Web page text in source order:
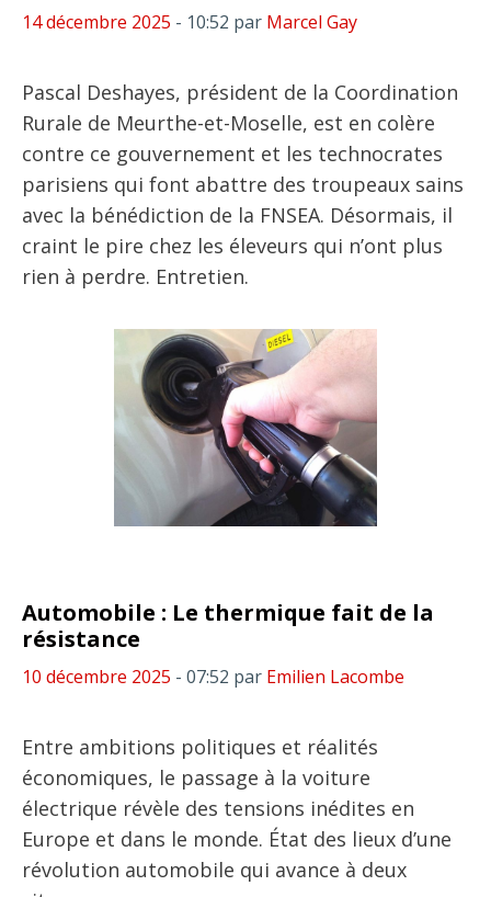
14 décembre 2025 - 10:52 par Marcel Gay
Pascal Deshayes, président de la Coordination
Rurale de Meurthe-et-Moselle, est en colère
contre ce gouvernement et les technocrates
parisiens qui font abattre des troupeaux sains
avec la bénédiction de la FNSEA. Désormais, il
craint le pire chez les éleveurs qui n’ont plus
rien à perdre. Entretien.
Automobile : Le thermique fait de la
résistance
10 décembre 2025 - 07:52 par Emilien Lacombe
Entre ambitions politiques et réalités
économiques, le passage à la voiture
électrique révèle des tensions inédites en
Europe et dans le monde. État des lieux d’une
révolution automobile qui avance à deux